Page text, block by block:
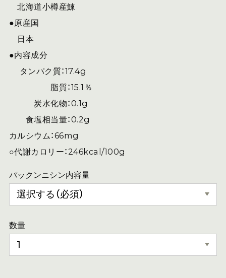
北海道小樽産鰊
●原産国
日本
●内容成分
タンパク質：17.4g
脂質：15.1％
炭水化物：0.1g
食塩相当量：0.2g
カルシウム：66mg
○代謝カロリー：246kcal/100g
パックンニシン内容量
数量